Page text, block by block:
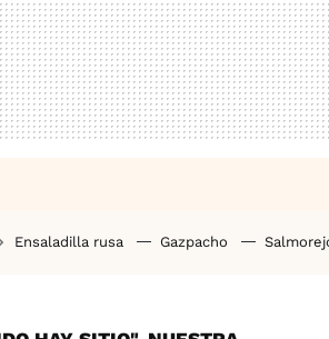
Ensaladilla rusa Gazpacho